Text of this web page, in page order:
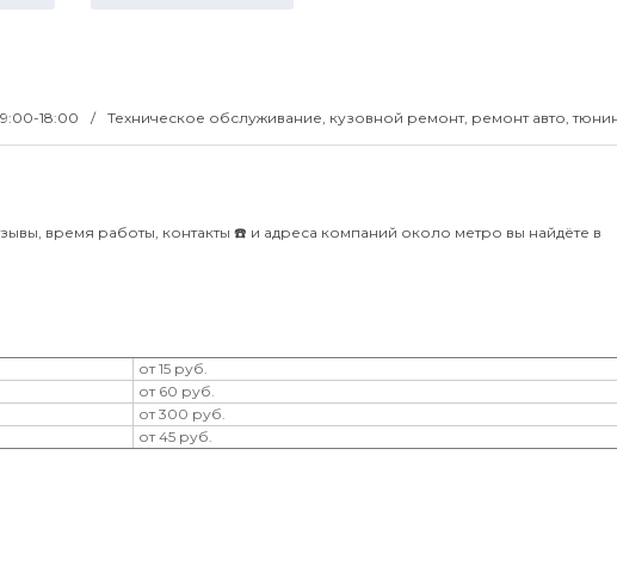
18:00 Техническое обслуживание, кузовной ремонт, ремонт авто,
время работы, контакты ☎️ и адреса компаний около метро вы найдёте в
от 15 руб.
от 60 руб.
от 300 руб.
от 45 руб.